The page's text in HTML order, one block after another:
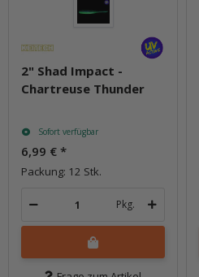
2" Shad Impact -
Chartreuse Thunder
Sofort verfügbar
6,99 € *
Packung: 12 Stk.
Pkg.